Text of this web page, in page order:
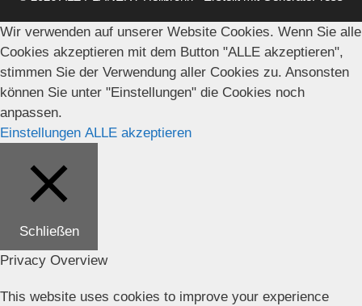
Wir verwenden auf unserer Website Cookies. Wenn Sie alle
Cookies akzeptieren mit dem Button "ALLE akzeptieren",
stimmen Sie der Verwendung aller Cookies zu. Ansonsten
können Sie unter "Einstellungen" die Cookies noch
anpassen.
Einstellungen ALLE akzeptieren
Schließen
Privacy Overview
This website uses cookies to improve your experience